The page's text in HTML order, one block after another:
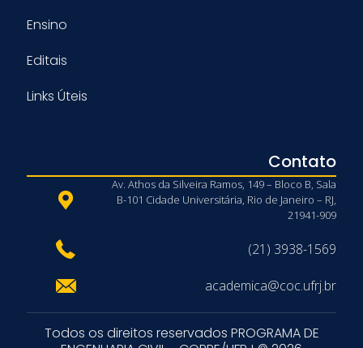
Ensino
Editais
Links Úteis
Contato
Av. Athos da Silveira Ramos, 149 – Bloco B, Sala
B-101 Cidade Universitária, Rio de Janeiro – RJ,
21941-909
(21) 3938-1569
academica@coc.ufrj.br
Todos os direitos reservados PROGRAMA DE